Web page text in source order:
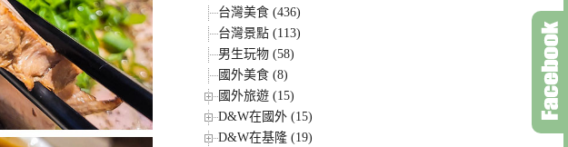
台灣美食 (436)
台灣景點 (113)
男生玩物 (58)
國外美食 (8)
國外旅遊 (15)
D&W在國外 (15)
D&W在基隆 (19)